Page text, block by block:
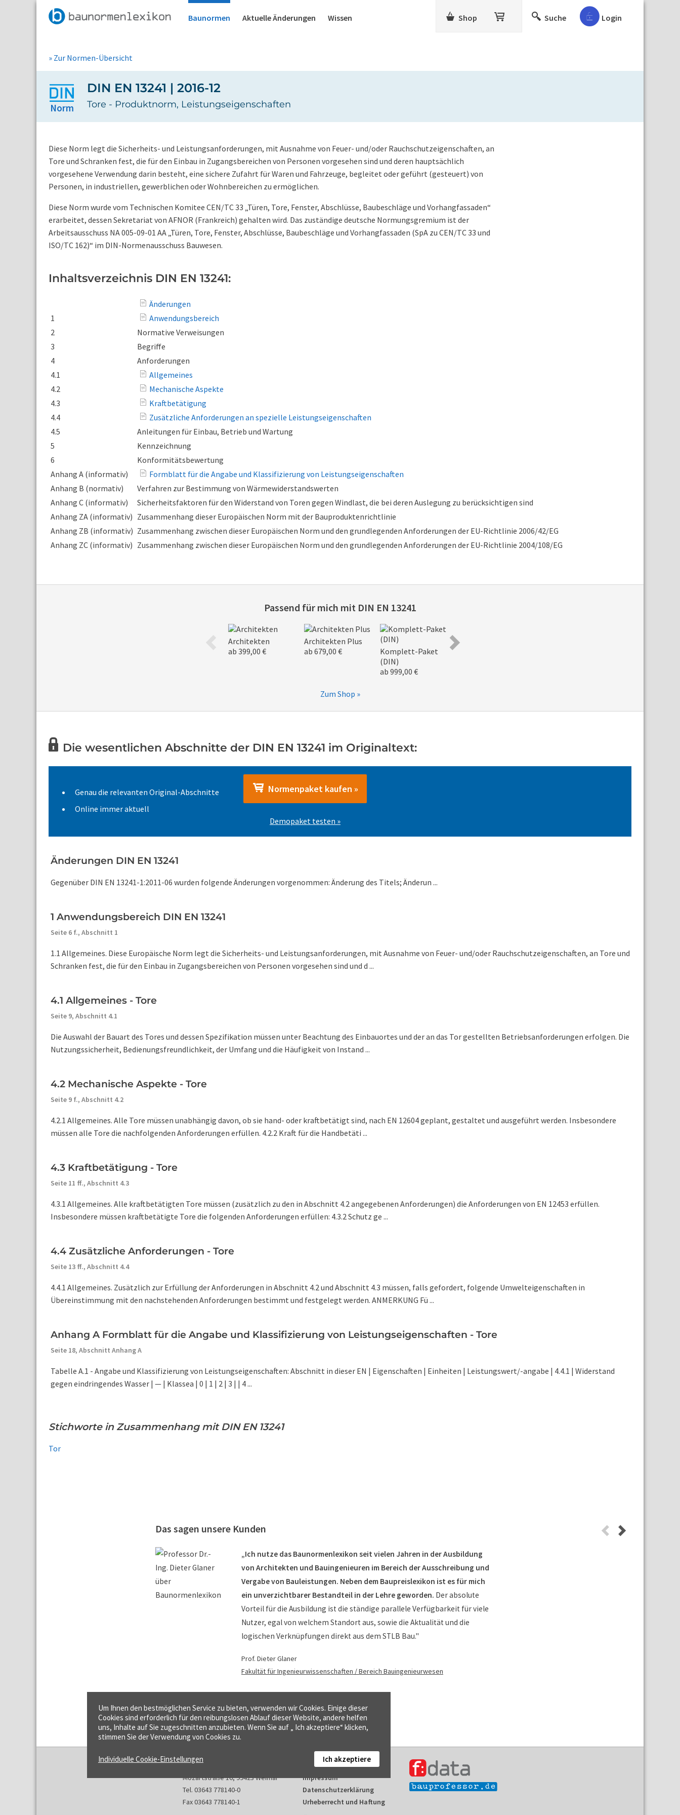
Baunormen Aktuelle Änderungen Wissen Shop Suche Login
» Zur Normen-Übersicht
Norm
DIN EN 13241 | 2016-12
Tore - Produktnorm, Leistungseigenschaften
Diese Norm legt die Sicherheits- und Leistungsanforderungen, mit Ausnahme von Feuer- und/oder Rauchschutzeigenschaften, an
Tore und Schranken fest, die für den Einbau in Zugangsbereichen von Personen vorgesehen sind und deren hauptsächlich
vorgesehene Verwendung darin besteht, eine sichere Zufahrt für Waren und Fahrzeuge, begleitet oder geführt (gesteuert) von
Personen, in industriellen, gewerblichen oder Wohnbereichen zu ermöglichen.
Diese Norm wurde vom Technischen Komitee CEN/TC 33 „Türen, Tore, Fenster, Abschlüsse, Baubeschläge und Vorhangfassaden“
erarbeitet, dessen Sekretariat von AFNOR (Frankreich) gehalten wird. Das zuständige deutsche Normungsgremium ist der
Arbeitsausschuss NA 005-09-01 AA „Türen, Tore, Fenster, Abschlüsse, Baubeschläge und Vorhangfassaden (SpA zu CEN/TC 33 und
ISO/TC 162)“ im DIN-Normenausschuss Bauwesen.
Inhaltsverzeichnis DIN EN 13241:
Änderungen
1
Anwendungsbereich
2
Normative Verweisungen
3
Begriffe
4
Anforderungen
4.1
Allgemeines
4.2
Mechanische Aspekte
4.3
Kraftbetätigung
4.4
Zusätzliche Anforderungen an spezielle Leistungseigenschaften
4.5
Anleitungen für Einbau, Betrieb und Wartung
5
Kennzeichnung
6
Konformitätsbewertung
Anhang A (informativ)
Formblatt für die Angabe und Klassifizierung von Leistungseigenschaften
Anhang B (normativ)
Verfahren zur Bestimmung von Wärmewiderstandswerten
Anhang C (informativ)
Sicherheitsfaktoren für den Widerstand von Toren gegen Windlast, die bei deren Auslegung zu berücksichtigen sind
Anhang ZA (informativ) Zusammenhang dieser Europäischen Norm mit der Bauproduktenrichtlinie
Anhang ZB (informativ) Zusammenhang zwischen dieser Europäischen Norm und den grundlegenden Anforderungen der EU-Richtlinie 2006/42/EG
Anhang ZC (informativ) Zusammenhang zwischen dieser Europäischen Norm und den grundlegenden Anforderungen der EU-Richtlinie 2004/108/EG
Passend für mich mit DIN EN 13241
Architekten
ab 399,00 €
Architekten Plus
ab 679,00 €
Komplett-Paket
(DIN)
ab 999,00 €
Zum Shop »
Die wesentlichen Abschnitte der DIN EN 13241 im Originaltext:
Genau die relevanten Original-Abschnitte
Online immer aktuell
Normenpaket kaufen »
Demopaket testen »
Änderungen DIN EN 13241
Gegenüber DIN EN 13241-1:2011-06 wurden folgende Änderungen vorgenommen: Änderung des Titels; Änderun ...
1 Anwendungsbereich DIN EN 13241
Seite 6 f., Abschnitt 1
1.1 Allgemeines. Diese Europäische Norm legt die Sicherheits- und Leistungsanforderungen, mit Ausnahme von Feuer- und/oder Rauchschutzeigenschaften, an Tore und
Schranken fest, die für den Einbau in Zugangsbereichen von Personen vorgesehen sind und d ...
4.1 Allgemeines - Tore
Seite 9, Abschnitt 4.1
Die Auswahl der Bauart des Tores und dessen Spezifikation müssen unter Beachtung des Einbauortes und der an das Tor gestellten Betriebsanforderungen erfolgen. Die
Nutzungssicherheit, Bedienungsfreundlichkeit, der Umfang und die Häufigkeit von Instand ...
4.2 Mechanische Aspekte - Tore
Seite 9 f., Abschnitt 4.2
4.2.1 Allgemeines. Alle Tore müssen unabhängig davon, ob sie hand- oder kraftbetätigt sind, nach EN 12604 geplant, gestaltet und ausgeführt werden. Insbesondere
müssen alle Tore die nachfolgenden Anforderungen erfüllen. 4.2.2 Kraft für die Handbetäti ...
4.3 Kraftbetätigung - Tore
Seite 11 ff., Abschnitt 4.3
4.3.1 Allgemeines. Alle kraftbetätigten Tore müssen (zusätzlich zu den in Abschnitt 4.2 angegebenen Anforderungen) die Anforderungen von EN 12453 erfüllen.
Insbesondere müssen kraftbetätigte Tore die folgenden Anforderungen erfüllen: 4.3.2 Schutz ge ...
4.4 Zusätzliche Anforderungen - Tore
Seite 13 ff., Abschnitt 4.4
4.4.1 Allgemeines. Zusätzlich zur Erfüllung der Anforderungen in Abschnitt 4.2 und Abschnitt 4.3 müssen, falls gefordert, folgende Umwelteigenschaften in
Übereinstimmung mit den nachstehenden Anforderungen bestimmt und festgelegt werden. ANMERKUNG Fü ...
Anhang A Formblatt für die Angabe und Klassifizierung von Leistungseigenschaften - Tore
Seite 18, Abschnitt Anhang A
Tabelle A.1 - Angabe und Klassifizierung von Leistungseigenschaften: Abschnitt in dieser EN | Eigenschaften | Einheiten | Leistungswert/-angabe | 4.4.1 | Widerstand
gegen eindringendes Wasser | — | Klassea | 0 | 1 | 2 | 3 | | 4 ...
Stichworte in Zusammenhang mit DIN EN 13241
Tor
Das sagen unsere Kunden
„Ich nutze das Baunormenlexikon seit vielen Jahren in der Ausbildung
von Architekten und Bauingenieuren im Bereich der Ausschreibung und
Vergabe von Bauleistungen. Neben dem Baupreislexikon ist es für mich
ein unverzichtbarer Bestandteil in der Lehre geworden. Der absolute
Vorteil für die Ausbildung ist die ständige parallele Verfügbarkeit für viele
Nutzer, egal von welchem Standort aus, sowie die Aktualität und die
logischen Verknüpfungen direkt aus dem STLB Bau."
Prof. Dieter Glaner
Fakultät für Ingenieurwissenschaften / Bereich Bauingenieurwesen
f:data GmbH
Mozartstraße 16, 99423 Weimar
Tel. 03643 778140-0
Fax 03643 778140-1
Kontakt
Impressum
Datenschutzerklärung
Urheberrecht und Haftung
Um Ihnen den bestmöglichen Service zu bieten, verwenden wir Cookies. Einige dieser
Cookies sind erforderlich für den reibungslosen Ablauf dieser Website, andere helfen
uns, Inhalte auf Sie zugeschnitten anzubieten. Wenn Sie auf „ Ich akzeptiere“ klicken,
stimmen Sie der Verwendung von Cookies zu.
Individuelle Cookie-Einstellungen Ich akzeptiere